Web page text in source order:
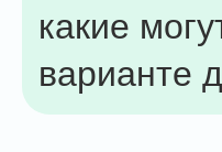
какие
варианте